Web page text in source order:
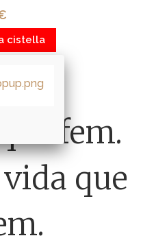
cistella
fem.
que